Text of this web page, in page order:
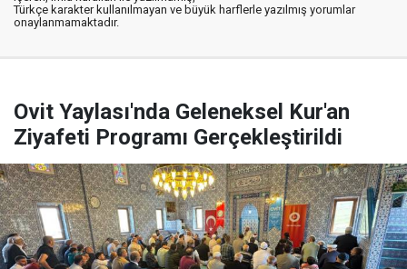
Türkçe karakter kullanılmayan ve büyük harflerle yazılmış yorumlar
onaylanmamaktadır.
Ovit Yaylası'nda Geleneksel Kur'an
Ziyafeti Programı Gerçekleştirildi